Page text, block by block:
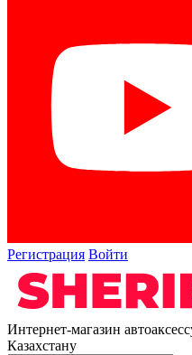
Регистрация Войти
Интернет-магазин
Казахстану